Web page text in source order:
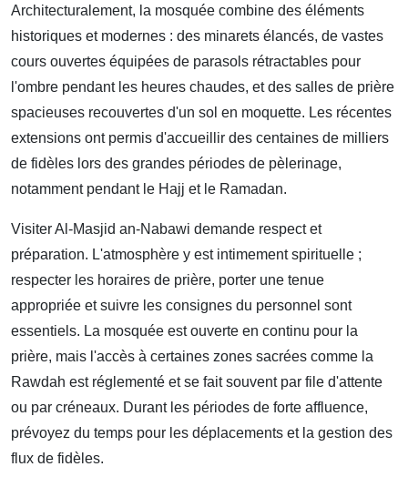
Architecturalement, la mosquée combine des éléments
historiques et modernes : des minarets élancés, de vastes
cours ouvertes équipées de parasols rétractables pour
l'ombre pendant les heures chaudes, et des salles de prière
spacieuses recouvertes d'un sol en moquette. Les récentes
extensions ont permis d'accueillir des centaines de milliers
de fidèles lors des grandes périodes de pèlerinage,
notamment pendant le Hajj et le Ramadan.
Visiter Al-Masjid an-Nabawi demande respect et
préparation. L'atmosphère y est intimement spirituelle ;
respecter les horaires de prière, porter une tenue
appropriée et suivre les consignes du personnel sont
essentiels. La mosquée est ouverte en continu pour la
prière, mais l'accès à certaines zones sacrées comme la
Rawdah est réglementé et se fait souvent par file d'attente
ou par créneaux. Durant les périodes de forte affluence,
prévoyez du temps pour les déplacements et la gestion des
flux de fidèles.